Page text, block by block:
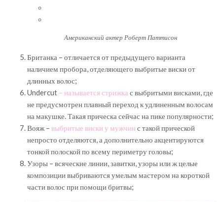
Американский актер Роберт Паттисон
Британка – отличается от предыдущего варианта
наличием пробора, отделяющего выбритые виски от
длинных волос;
Undercut – называется стрижка с выбритыми висками, где
не предусмотрен плавный переход к удлиненным волосам
на макушке. Такая прическа сейчас на пике популярности;
Вояж – выбритые виски у мужчин с такой прической
непросто отделяются, а дополнительно акцентируются
тонкой полоской по всему периметру головы;
Узоры – всяческие линии, завитки, узоры или ж целые
композиции выбриваются умелым мастером на короткой
части волос при помощи бритвы;